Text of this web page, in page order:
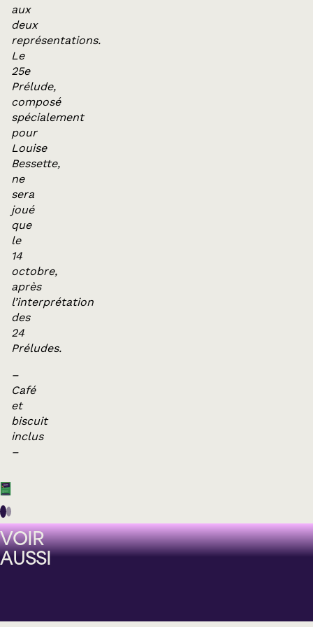
aux
deux
représentations.
Le
25e
Prélude,
composé
spécialement
pour
Louise
Bessette,
ne
sera
joué
que
le
14
octobre,
après
l’interprétation
des
24
Préludes.
–
Café
et
biscuit
inclus
–
VOIR
AUSSI